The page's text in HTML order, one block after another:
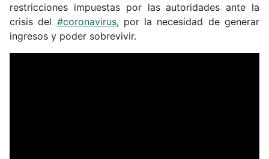
restricciones impuestas por las autoridades ante la
crisis del #coronavirus, por la necesidad de generar
ingresos y poder sobrevivir.